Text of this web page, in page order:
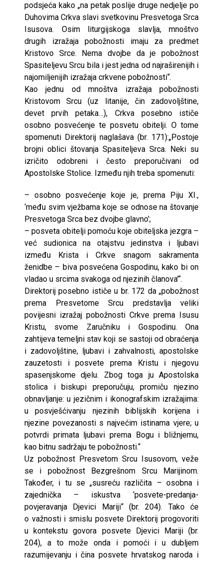
podsjeća kako „na petak poslije druge nedjelje po
Duhovima Crkva slavi svetkovinu Presvetoga Srca
Isusova. Osim liturgijskoga slavlja, mnoštvo
drugih izražaja pobožnosti imaju za predmet
Kristovo Srce. Nema dvojbe da je pobožnost
Spasiteljevu Srcu bila i jest jedna od najraširenijih i
najomiljenijih izražaja crkvene pobožnosti“.
Kao jednu od mnoštva izražaja pobožnosti
Kristovom Srcu (uz litanije, čin zadovoljštine,
devet prvih petaka…), Crkva posebno ističe
osobno posvećenje te posvetu obitelji. O tome
spomenuti Direktorij naglašava (br. 171):„Postoje
brojni oblici štovanja Spasiteljeva Srca. Neki su
izričito odobreni i često preporučivani od
Apostolske Stolice. Između njih treba spomenuti:
– osobno posvećenje koje je, prema Piju XI.,
‘među svim vježbama koje se odnose na štovanje
Presvetoga Srca bez dvojbe glavno’;
– posveta obitelji pomoću koje obiteljska jezgra –
već sudionica na otajstvu jedinstva i ljubavi
između Krista i Crkve snagom sakramenta
ženidbe – biva posvećena Gospodinu, kako bi on
vladao u srcima svakoga od njezinih članova’“.
Direktorij posebno ističe u br. 172 da „pobožnost
prema Presvetome Srcu predstavlja veliki
povijesni izražaj pobožnosti Crkve prema Isusu
Kristu, svome Zaručniku i Gospodinu. Ona
zahtijeva temeljni stav koji se sastoji od obraćenja
i zadovoljštine, ljubavi i zahvalnosti, apostolske
zauzetosti i posvete prema Kristu i njegovu
spasenjskome djelu. Zbog toga ju Apostolska
stolica i biskupi preporučuju, promiču njezino
obnavljanje: u jezičnim i ikonografskim izražajima:
u posvješćivanju njezinih biblijskih korijena i
njezine povezanosti s najvećim istinama vjere; u
potvrdi primata ljubavi prema Bogu i bližnjemu,
kao bitnu sadržaju te pobožnosti.“
Uz pobožnost Presvetom Srcu Isusovom, veže
se i pobožnost Bezgrešnom Srcu Marijinom.
Također, i tu se „susreću različita – osobna i
zajednička – iskustva ‘posvete-predanja-
povjeravanja Djevici Mariji“ (br. 204). Tako će
o važnosti i smislu posvete Direktorij progovoriti
u kontekstu govora posvete Djevici Mariji (br.
204), a to može onda i pomoći i u dubljem
razumijevanju i čina posvete hrvatskog naroda i